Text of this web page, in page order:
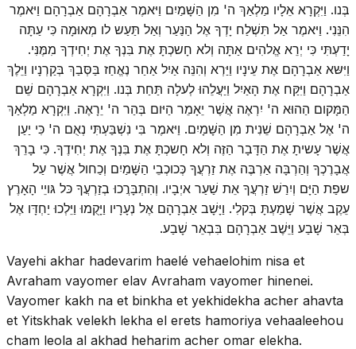
בְּנו. וַיִּקְרָא אֵלָיו מַלְאַךְ ה' מִן הַשָּׁמַיִם וַיּאמֶר אַבְרָהָם אַבְרָהָם וַיּאמֶר
הִנֵּנִי. וַיּאמֶר אַל תִּשְׁלַח יָדְךָ אֶל הַנַּעַר וְאַל תַּעַש לו מְאוּמָה כִּי עַתָּה
יָדַעְתִּי כִּי יְרֵא אֱלהִים אַתָּה וְלא חָשכְתָּ אֶת בִּנְךָ אֶת יְחִידְךָ מִמֶּנִּי.
וַיִּשּא אַבְרָהָם אֶת עֵינָיו וַיַּרְא וְהִנֵּה אַיִל אַחַר נֶאֱחַז בַּסְּבַךְ בְּקַרְנָיו וַיֵּלֶךְ
אַבְרָהָם וַיִּקַּח אֶת הָאַיִל וַיַּעֲלֵהוּ לְעלָה תַּחַת בְּנו. וַיִּקְרָא אַבְרָהָם שֵׁם
הַמָּקום הַהוּא ה' יִרְאֶה אֲשֶׁר יֵאָמֵר הַיּום בְּהַר ה' יֵרָאֶה. וַיִּקְרָא מַלְאַךְ
ה' אֶל אַבְרָהָם שֵׁנִית מִן הַשָּׁמָיִם. וַיּאמֶר בִּי נִשְׁבַּעְתִּי נְאֻם ה' כִּי יַעַן
אֲשֶׁר עָשיתָ אֶת הַדָּבָר הַזֶּה וְלא חָשכְתָּ אֶת בִּנְךָ אֶת יְחִידֶךָ. כִּי בָרֵךְ
אֲבָרֶכְךָ וְהַרְבָּה אַרְבֶּה אֶת זַרְעֲךָ כְּכוכְבֵי הַשָּׁמַיִם וְכַחול אֲשֶׁר עַל
שפַת הַיָּם וְיִרַשׁ זַרְעֲךָ אֵת שַׁעַר איְבָיו. וְהִתְבָּרֲכוּ בְזַרְעֲךָ כּל גּויֵי הָאָרֶץ
עֵקֶב אֲשֶׁר שָׁמַעְתָּ בְּקלִי. וַיָּשָׁב אַבְרָהָם אֶל נְעָרָיו וַיָּקֻמוּ וַיֵּלְכוּ יַחְדָּו אֶל
בְּאֵר שָׁבַע וַיֵּשֶׁב אַבְרָהָם בִּבְאֵר שָׁבַע.
Vayehi akhar hadevarim haelé vehaelohim nisa et
Avraham vayomer elav Avraham vayomer hinenei.
Vayomer kakh na et binkha et yekhidekha acher ahavta
et Yitskhak velekh lekha el erets hamoriya vehaaleehou
cham leola al akhad heharim acher omar elekha.